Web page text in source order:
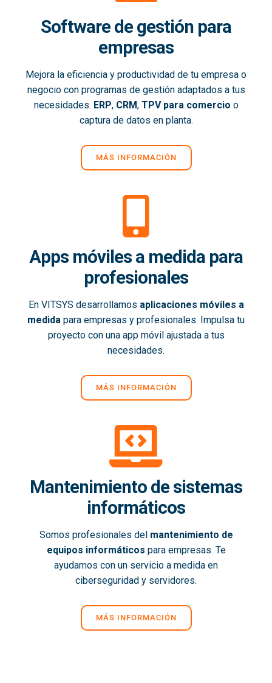
Software de gestión para
empresas
Mejora la eficiencia y productividad de tu empresa o
negocio con programas de gestión adaptados a tus
necesidades. ERP, CRM, TPV para comercio o
captura de datos en planta.
MÁS INFORMACIÓN
Apps móviles a medida para
profesionales
En VITSYS desarrollamos aplicaciones móviles a
medida para empresas y profesionales. Impulsa tu
proyecto con una app móvil ajustada a tus
necesidades.
MÁS INFORMACIÓN
Mantenimiento de sistemas
informáticos
Somos profesionales del mantenimiento de
equipos informáticos para empresas. Te
ayudamos con un servicio a medida en
ciberseguridad y servidores.
MÁS INFORMACIÓN